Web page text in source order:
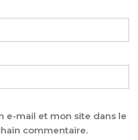
e-mail et mon site dans le
commentaire.